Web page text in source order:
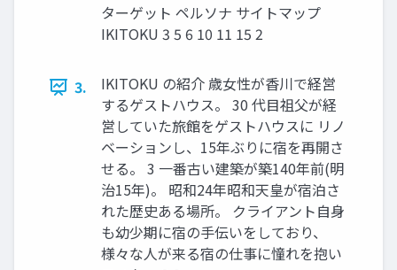
ターゲット ペルソナ サイトマップ
IKITOKU 3 5 6 10 11 15 2
3.
IKITOKU の紹介 歳女性が香川で経営
するゲストハウス。 30 代目祖父が経
営していた旅館をゲストハウスに リノ
ベーションし、15年ぶりに宿を再開さ
せる。 3 一番古い建築が築140年前(明
治15年)。 昭和24年昭和天皇が宿泊さ
れた歴史ある場所。 クライアント自身
も幼少期に宿の手伝いをしており、
様々な人が来る宿の仕事に憧れを抱い